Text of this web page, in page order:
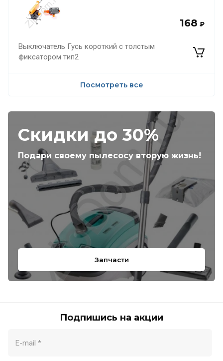
168 ₽
Выключатель Гусь короткий с толстым
фиксатором тип2
Посмотреть все
Скидки до 30%
Подари своему пылесосу вторую жизнь!
Запчасти
Подпишись на акции